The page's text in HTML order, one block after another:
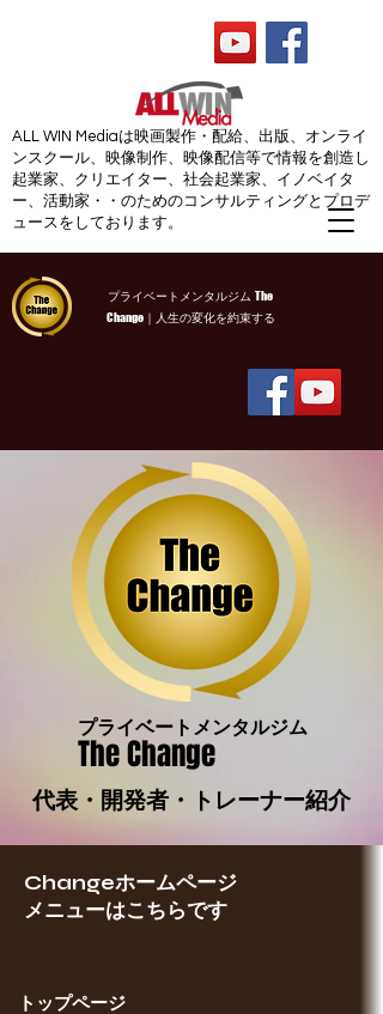
ALL WIN Mediaは映画製作・配給、出版、オンライ
ンスクール、映像制作、映像配信等で情報を創造し
起業家、クリエイター、社会起業家、イノベイタ
ー、活動家・・のためのコンサルティングとプロデ
ュースをしております。
プライベートメンタルジム The
Change｜人生の変化を約束する
プライベートメンタルジム
The Change
代表・開発者・トレーナー紹介
Changeホームページ
メニューはこちらです
トップページ